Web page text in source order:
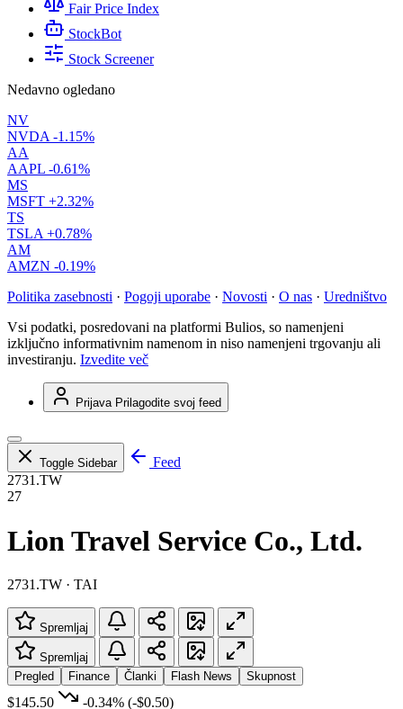
Fair Price Index
StockBot
Stock Screener
Nedavno ogledano
NV
NVDA -1.15%
AA
AAPL -0.61%
MS
MSFT +2.32%
TS
TSLA +0.78%
AM
AMZN -0.19%
Politika zasebnosti · Pogoji uporabe · Novosti · O nas · Uredništvo
Vsi podatki, posredovani na platformi Bulios, so namenjeni
izključno informativnim namenom in niso namenjeni trgovanju ali
investiranju. Izvedite več
Prijava Prilagodite svoj feed
Toggle Sidebar
Feed
2731.TW
27
Lion Travel Service Co., Ltd.
2731.TW · TAI
Spremljaj
Spremljaj
Pregled
Finance Članki Flash News Skupnost
$145.50 -0.34% (-$0.50)